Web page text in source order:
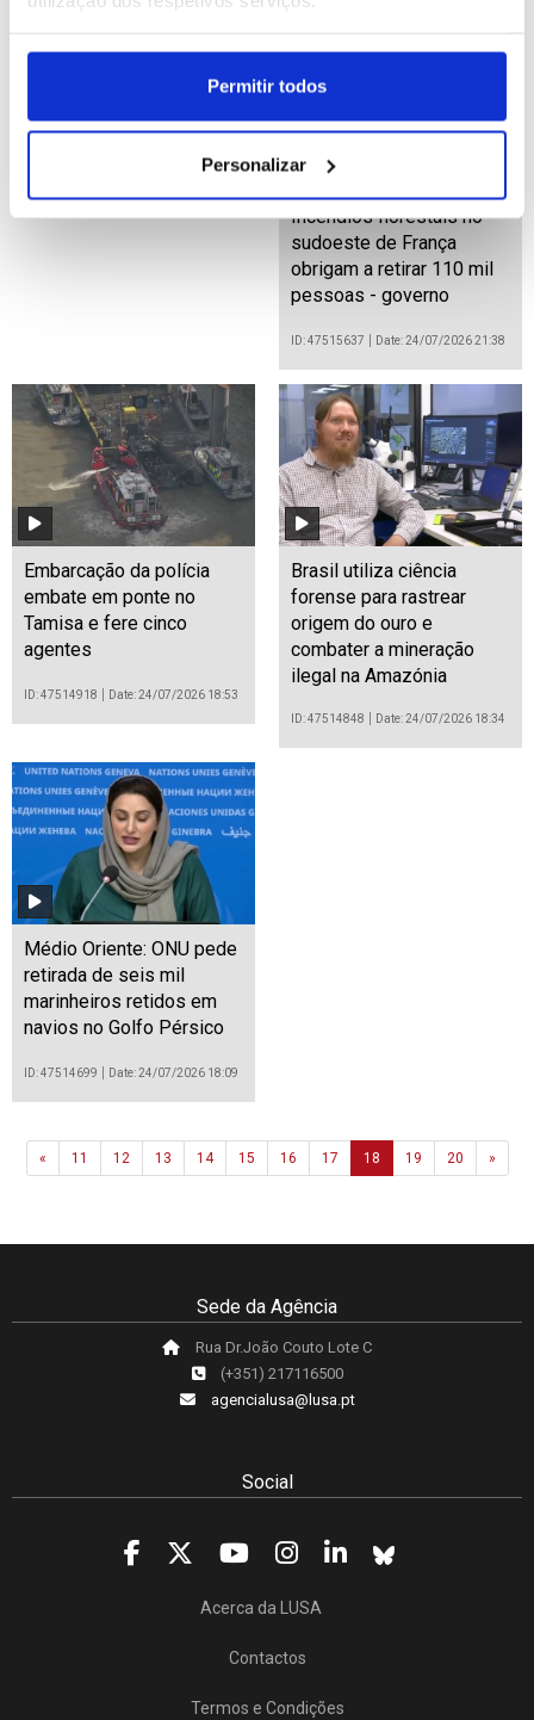
Permitir todos
Personalizar
ID: 47514876 Date: 25/07/2026 05:00
Incêndios florestais no
sudoeste de França
obrigam a retirar 110 mil
pessoas - governo
ID: 47515637 Date: 24/07/2026 21:38
Embarcação da polícia
embate em ponte no
Tamisa e fere cinco
agentes
ID: 47514918 Date: 24/07/2026 18:53
Brasil utiliza ciência
forense para rastrear
origem do ouro e
combater a mineração
ilegal na Amazónia
ID: 47514848 Date: 24/07/2026 18:34
Médio Oriente: ONU pede
retirada de seis mil
marinheiros retidos em
navios no Golfo Pérsico
ID: 47514699 Date: 24/07/2026 18:09
«Previous
11 12 13 14 15 16 17 18 19 20 »Next
Sede da Agência
Rua Dr.João Couto Lote C
(+351) 217116500
agencialusa@lusa.pt
Social
Acerca da LUSA
Contactos
Termos e Condições